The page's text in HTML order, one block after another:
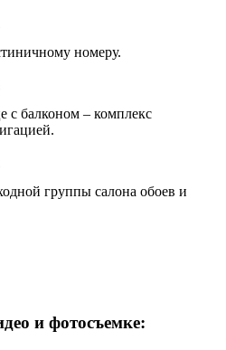
номеру.
с балконом – комплекс
группы салона обоев и
и фотосъемке: